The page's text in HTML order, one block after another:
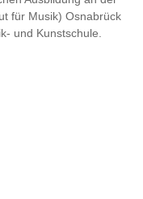
für Musik) Osnabrück
und Kunstschule.